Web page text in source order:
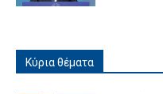
Κύρια θέματα